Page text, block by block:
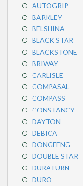
AUTOGRIP
BARKLEY
BELSHINA
BLACK STAR
BLACKSTONE
BRIWAY
CARLISLE
COMPASAL
COMPASS
CONSTANCY
DAYTON
DEBICA
DONGFENG
DOUBLE STAR
DURATURN
DURO